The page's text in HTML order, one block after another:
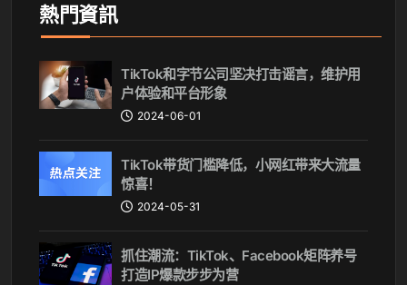
熱門資訊
TikTok和字节公司坚决打击谣言，维护用
户体验和平台形象
2024-06-01
TikTok带货门槛降低，小网红带来大流量
惊喜！
2024-05-31
抓住潮流：TikTok、Facebook矩阵养号
打造IP爆款步步为营